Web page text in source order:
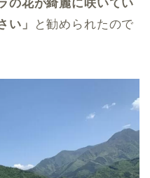
の花が綺麗に咲いてい
い」
と勧められたので